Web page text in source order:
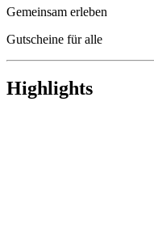
Gemeinsam erleben
Gutscheine für alle
Highlights